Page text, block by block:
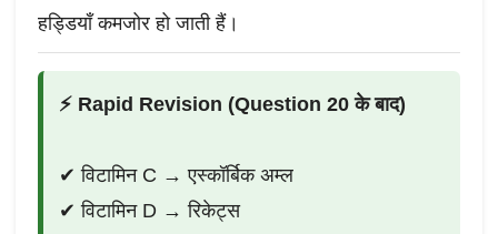
हड्डियाँ कमजोर हो जाती हैं।
⚡ Rapid Revision (Question 20 के बाद)
✔ विटामिन C → एस्कॉर्बिक अम्ल
✔ विटामिन D → रिकेट्स